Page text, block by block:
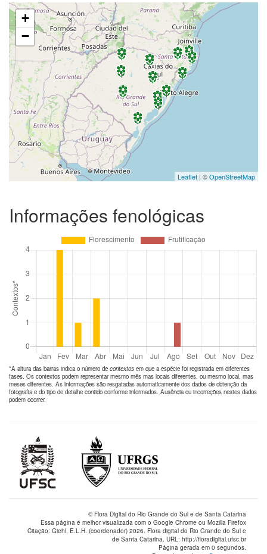
+
−
Leaflet | ©OpenStreetMap
Informações fenológicas
*A altura das barras indica o número de contextos em que a espécie foi registrada em diferentes
fases. Os contextos podem representar mesmo mês mas locais diferentes, ou mesmo local, mas
meses diferentes. As informações são resgatadas automaticamente dos dados de obtenção da
fotografia e do tipo de detalhe contido conforme informados. Ausência ou incorreções nestes dados
podem ocorrer.
© Flora Digital do Rio Grande do Sul e de Santa Catarina
Essa página é melhor visualizada com o Google Chrome ou Mozilla Firefox
Citação: Giehl, E.L.H. (coordenador) 2026. Flora digital do Rio Grande do Sul e
de Santa Catarina. URL: http://floradigital.ufsc.br
Página gerada em 0 segundos.